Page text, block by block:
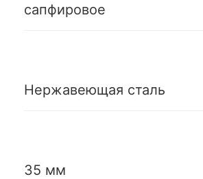
сапфировое
Нержавеющая сталь
35 мм